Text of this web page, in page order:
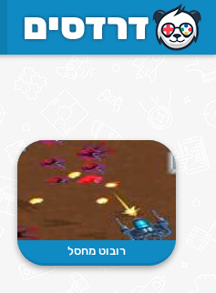
רובוט מחסל